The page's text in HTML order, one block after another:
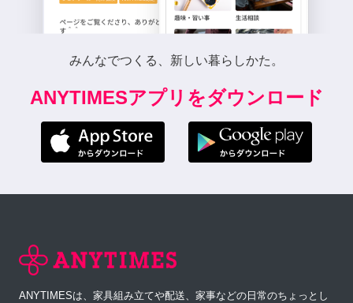
みんなでつくる、新しい暮らしかた。
ANYTIMESアプリをダウンロード
ANYTIMESは、家具組み立てや配送、家事などの日常のちょっとし